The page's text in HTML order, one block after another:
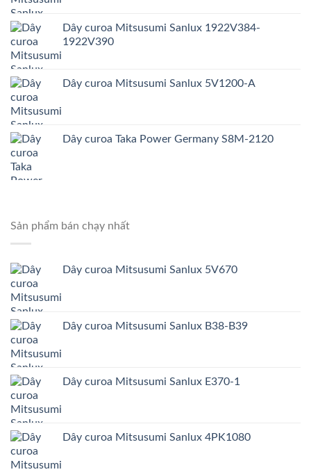
Dây curoa Mitsusumi Sanlux 1922V384-
1922V390
Dây curoa Mitsusumi Sanlux 5V1200-A
Dây curoa Taka Power Germany S8M-2120
Sản phẩm bán chạy nhất
Dây curoa Mitsusumi Sanlux 5V670
Dây curoa Mitsusumi Sanlux B38-B39
Dây curoa Mitsusumi Sanlux E370-1
Dây curoa Mitsusumi Sanlux 4PK1080